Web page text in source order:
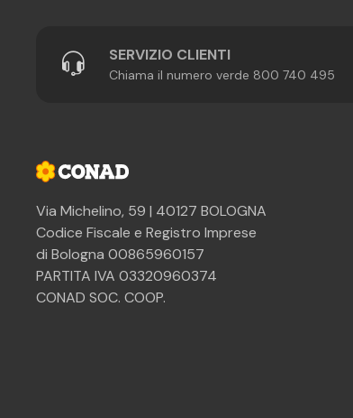
SERVIZIO CLIENTI
Chiama il numero verde 800 740 495
Via Michelino, 59 | 40127 BOLOGNA
Codice Fiscale e Registro Imprese
di Bologna 00865960157
PARTITA IVA 03320960374
CONAD SOC. COOP.